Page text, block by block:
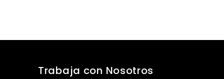
Trabaja con Nosotros